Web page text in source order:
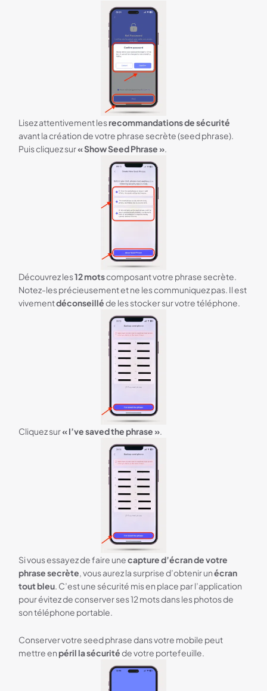
Lisez attentivement lesrecommandations de sécurité
avant la création de votre phrase secrète (seed phrase).
Puis cliquez sur« Show Seed Phrase »
Découvrez les12 motscomposant votre phrase secrète.
Notez-les précieusement et ne les communiquez pas. Il est
vivementdéconseilléde les stocker sur votre téléphone.
Cliquez sur« I’ve saved the phrase ».
Si vous essayez de faire unecapture d’écran de votre
phrase secrète, vous aurez la surprise d’obtenir unécran
tout bleu. C’est une sécurité mis en place par l’application
pour évitez de conserver ses 12 mots dans les photos de
son téléphone portable.
Conserver votre seed phrase dans votre mobile peut
mettre en péril la sécuritéde votre portefeuille.